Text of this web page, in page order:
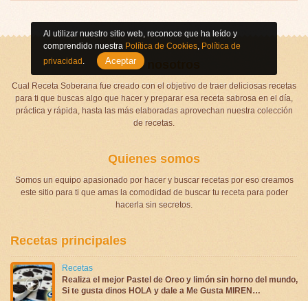
Sobre nosotros
Cual Receta Soberana fue creado con el objetivo de traer deliciosas recetas
para ti que buscas algo que hacer y preparar esa receta sabrosa en el día,
práctica y rápida, hasta las más elaboradas aprovechan nuestra colección
de recetas.
Quienes somos
Somos un equipo apasionado por hacer y buscar recetas por eso creamos
este sitio para ti que amas la comodidad de buscar tu receta para poder
hacerla sin secretos.
Recetas principales
Recetas
Realiza el mejor Pastel de Oreo y limón sin horno del mundo,
Si te gusta dinos HOLA y dale a Me Gusta MIREN…
Al utilizar nuestro sitio web, reconoce que ha leído y
comprendido nuestra Política de Cookies Política de
privacidad
Aceptar